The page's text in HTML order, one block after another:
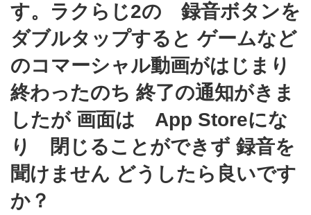
す。ラクらじ2の 録音ボタンを
ダブルタップすると ゲームなど
のコマーシャル動画がはじまり
終わったのち 終了の通知がきま
したが 画面は App Storeにな
り 閉じることができず 録音を
聞けません どうしたら良いです
か？